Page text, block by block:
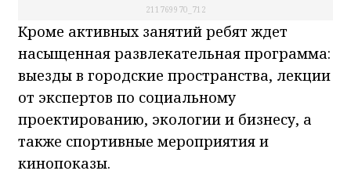
211769970_712
Кроме активных занятий ребят ждет
насыщенная развлекательная программа:
выезды в городские пространства, лекции
от экспертов по социальному
проектированию, экологии и бизнесу, а
также спортивные мероприятия и
кинопоказы.